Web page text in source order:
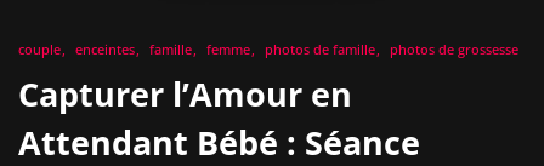
couple enceintes famille femme photos de famille photos de grossesse
Capturer l’Amour en
Attendant Bébé : Séance